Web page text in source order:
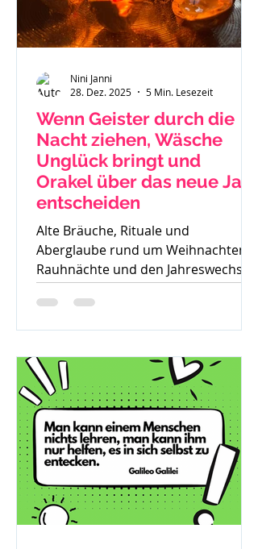
Wenn Geister durch die
Nacht ziehen, Wäsche
Unglück bringt und
Orakel über das neue Jahr
entscheiden
Alte Bräuche, Rituale und
Aberglaube rund um Weihnachten,
Rauhnächte und den Jahreswechsel
– warum früher vieles verboten war
und was davon bis heute geblieben
ist.
Nini Janni
28. Dez. 2025
5 Min. Lesezeit